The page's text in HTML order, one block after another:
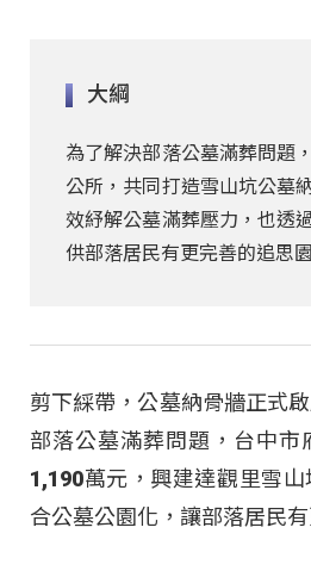
大綱
為了解決部落公墓滿葬問題
公所，共同打造雪山坑公墓
效紓解公墓滿葬壓力，也透
供部落居民有更完善的追思
剪下綵帶，公墓納骨牆正式
部落公墓滿葬問題，台中市
1,190萬元，興建達觀里雪
合公墓公園化，讓部落居民